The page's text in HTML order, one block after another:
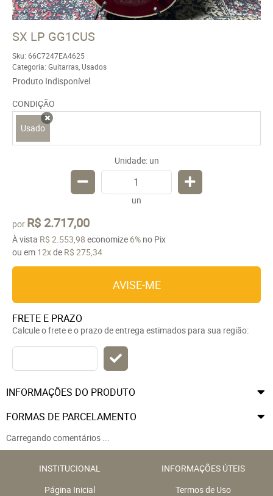
SX LP GG1CUS
Sku: 66C7247EA4625
Categoria: Guitarras Usados
Produto Indisponível
CONDIÇÃO
Usado
x
Unidade: un
un
por R$ 2.717,00
À vista R$ 2.553,98 economize 6% no Pix
ou em 12xde R$ 275,34
AVISE-ME
FRETE E PRAZO
Calcule o frete e o prazo de entrega estimados para sua região:
INFORMAÇÕES DO PRODUTO
FORMAS DE PARCELAMENTO
Carregando comentários ...
INSTITUCIONAL
Página Inicial
INFORMAÇÕES ÚTEIS
Termos de Uso